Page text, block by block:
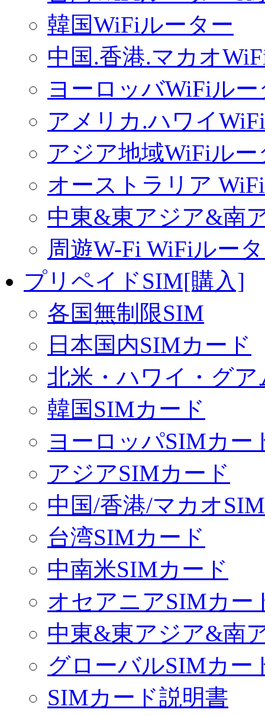
韓国WiFiルーター
中国.香港.マカオ
ヨーロッバWiFiルー
アメリカ.ハワイ
アジア地域WiFiルー
オーストラリア
中東&東アジア&南
周遊W-Fi WiFiルー
プリペイドSIM[購入]
各国無制限SIM
日本国内SIMカード
北米・ハワイ・グ
韓国SIMカード
ヨーロッパSIMカー
アジアSIMカード
中国/香港/マカオ
台湾SIMカード
中南米SIMカード
オセアニアSIMカー
中東&東アジア&南
グローバルSIMカー
SIMカード説明書